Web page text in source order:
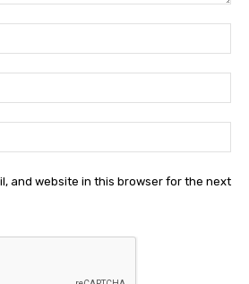
and website in this browser for the next